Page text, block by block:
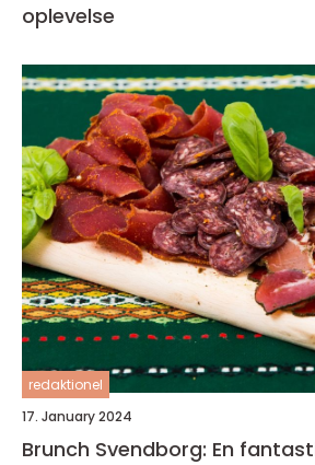
oplevelse
redaktionel
17. January 2024
Brunch Svendborg: En